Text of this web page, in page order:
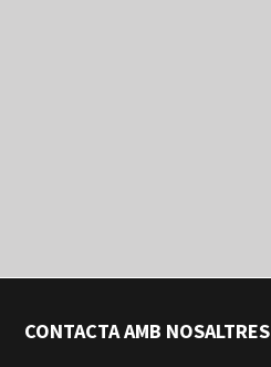
CONTACTA AMB NOSALTRES